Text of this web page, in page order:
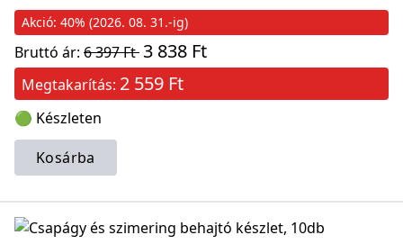
Akció: 40% (2026. 08. 31.-ig)
Bruttó ár: 6 397 Ft3 838 Ft
Megtakarítás: 2 559 Ft
🟢 Készleten
Kosárba